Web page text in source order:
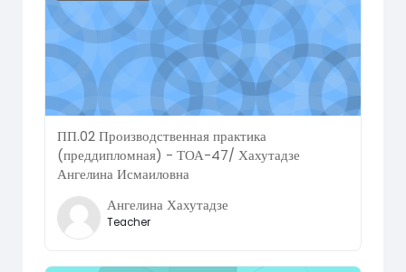
ПП.02 Производственная практика
(преддипломная) - ТОА-47/ Хахутадзе
Ангелина Исмаиловна
Ангелина Хахутадзе
Teacher